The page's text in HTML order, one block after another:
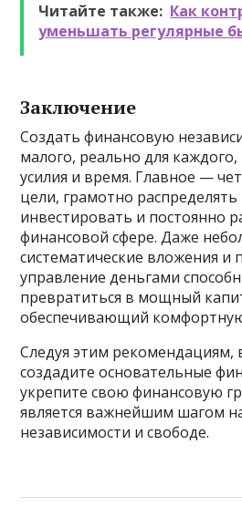
Читайте также: Как
уменьшать регулярные
Заключение
Создать финансовую
малого, реально для
усилия и время. Главное —
цели, грамотно распределять
инвестировать и постоянно
финансовой сфере. Даже
систематические вложения и
управление деньгами
превратиться в мощный
обеспечивающий
Следуя этим рекомендациям,
создадите основательные
укрепите свою финансовую
является важнейшим шагом
независимости и свободе.